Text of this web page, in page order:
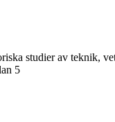
studier av teknik,
5